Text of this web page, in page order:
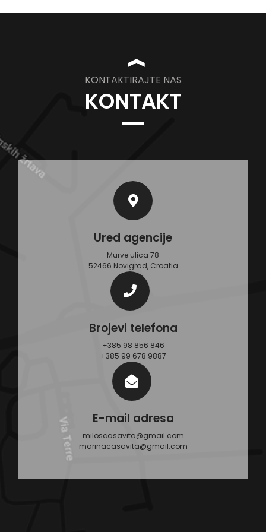
❱
KONTAKTIRAJTE NAS
KONTAKT
Ured agencije
Murve ulica 78
52466 Novigrad, Croatia
Brojevi telefona
+385 98 856 846
+385 99 678 9887
E-mail adresa
miloscasavita@gmail.com
marinacasavita@gmail.com